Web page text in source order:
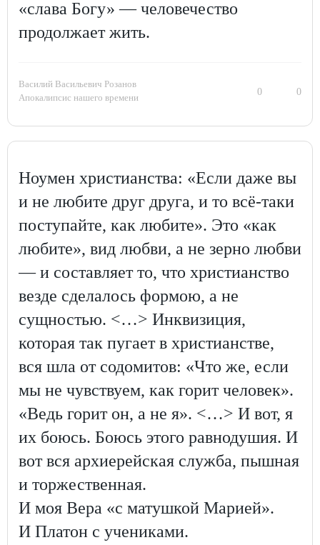
«слава Богу» — человечество
продолжает жить.
Василий Васильевич Розанов
Апокалипсис нашего времени
0 0
Ноумен христианства: «Если даже вы
и не любите друг друга, и то всё-таки
поступайте, как любите». Это «как
любите», вид любви, а не зерно любви
— и составляет то, что христианство
везде сделалось формою, а не
сущностью. <…> Инквизиция,
которая так пугает в христианстве,
вся шла от содомитов: «Что же, если
мы не чувствуем, как горит человек».
«Ведь горит он, а не я». <…> И вот, я
их боюсь. Боюсь этого равнодушия. И
вот вся архиерейская служба, пышная
и торжественная.
И моя Вера «с матушкой Марией».
И Платон с учениками.